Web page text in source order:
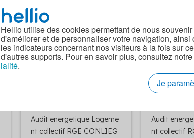
Hellio utilise des cookies permettant de nous
d'améliorer et de personnaliser votre navigation,
les indicateurs concernant nos visiteurs à la fois sur
d'autres supports. Pour en savoir plus, consultez notre
ialité.
Je
Audit energetique Logeme
nt collectif RGE CHEVIGN
Audit
nt collectif
Audit energetique Logeme
nt collectif RGE CONLIEG
Audit
nt collectif